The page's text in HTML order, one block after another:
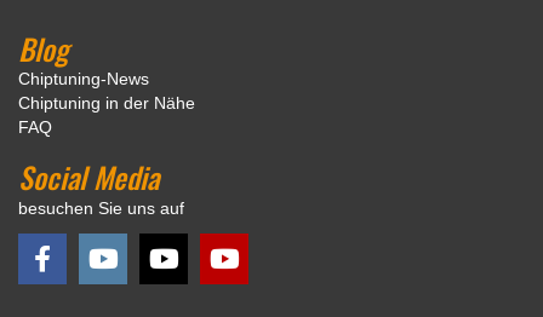
Blog
Chiptuning-News
Chiptuning in der Nähe
FAQ
Social Media
besuchen Sie uns auf